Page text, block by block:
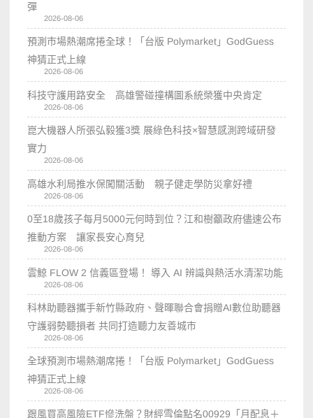
彈
2026-08-06
預測市場熱潮席捲全球！「台版 Polymarket」GodGuess
神猜正式上線
2026-08-06
科技守護用路安全 高雄警碰撞構圖系統榮獲中央肯定
2026-08-06
崑大機器人所張弘毅獲3獎 展綠色科技×智慧感測跨域研發
實力
2026-08-06
高雄水利局推水保闖關活動 親子健走學防災拿好禮
2026-08-06
0至18歲孩子每月5000元何時到位？江和樹籲政府儘速公布
推動方案 讓家長安心育兒
2026-08-06
雲鯨 FLOW 2 信義區登場！ 導入 AI 辨識與熱活水清潔功能
2026-08-06
科林助聽器攜手新竹縣政府、聲暉聯合會捐贈AI數位助聽器
守護弱勢聽損者 共同打造聽力友善城市
2026-08-06
全球預測市場熱潮席捲！「台版 Polymarket」GodGuess
神猜正式上線
2026-08-06
跟風買高風險ETF慘洗盤？財經雪倫點名00929「月配息＋